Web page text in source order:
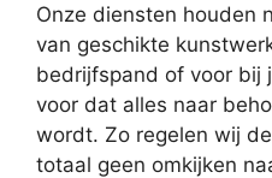
Onze diensten houden
van geschikte
bedrijfspand of voor bij
voor dat alles naar
wordt. Zo regelen wij
totaal geen omkijken